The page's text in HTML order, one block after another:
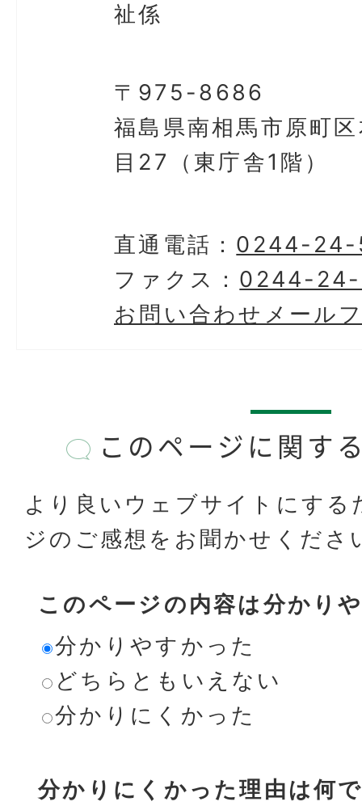
祉係
〒975-8686
福島県南相馬市原町
目27（東庁舎1階）
直通電話： 0244-
ファクス： 0244-
お問い合わせメール
このページに関す
より良いウェブサイトにする
ジのご感想をお聞かせくださ
このページの内容は分かり
分かりやすかった
どちらともいえない
分かりにくかった
分かりにくかった理由は何